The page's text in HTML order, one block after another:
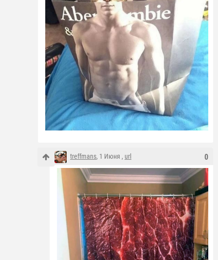
0
treffmans, 1 Июня , url